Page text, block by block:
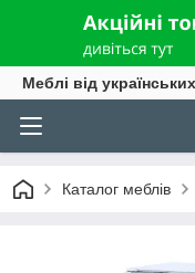
Меблі від
Каталог меблів